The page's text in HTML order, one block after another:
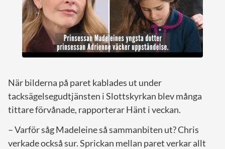
När bilderna på paret kablades ut under
tacksägelsegudtjänsten i Slottskyrkan blev många
tittare förvånade, rapporterar Hänt i veckan.
– Varför såg Madeleine så sammanbiten ut? Chris
verkade också sur. Sprickan mellan paret verkar allt